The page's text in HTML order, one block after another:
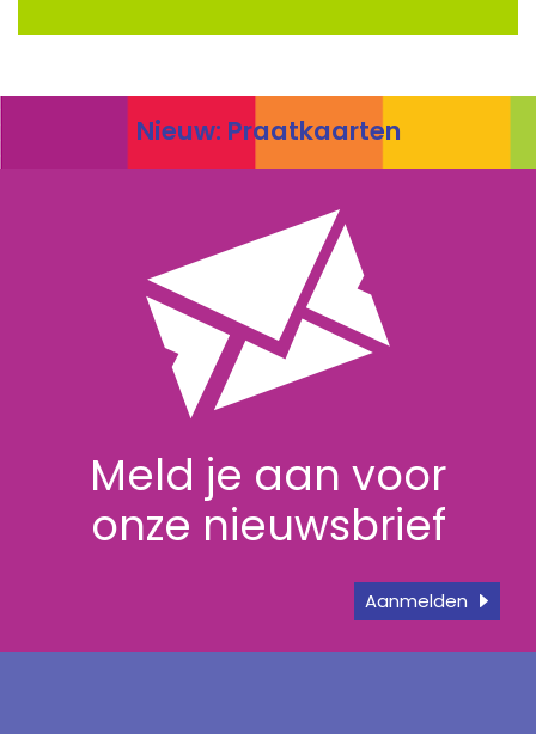
Nieuw: Praatkaarten
Meld je aan voor
onze nieuwsbrief
Aanmelden